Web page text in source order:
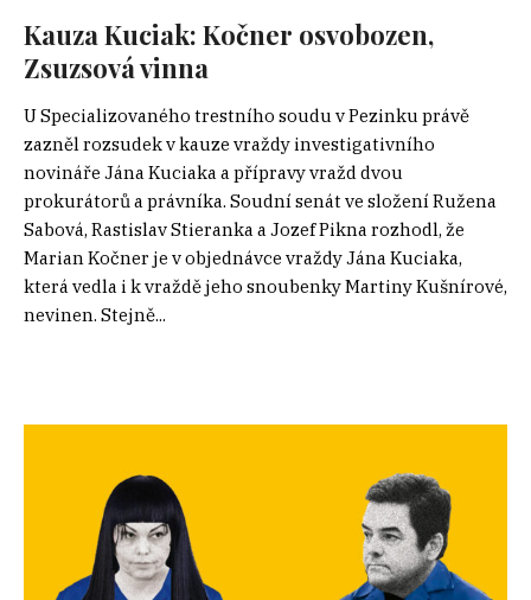
Kauza Kuciak: Kočner osvobozen,
Zsuzsová vinna
U Specializovaného trestního soudu v Pezinku právě
zazněl rozsudek v kauze vraždy investigativního
novináře Jána Kuciaka a přípravy vražd dvou
prokurátorů a právníka. Soudní senát ve složení Ružena
Sabová, Rastislav Stieranka a Jozef Pikna rozhodl, že
Marian Kočner je v objednávce vraždy Jána Kuciaka,
která vedla i k vraždě jeho snoubenky Martiny Kušnírové,
nevinen. Stejně...